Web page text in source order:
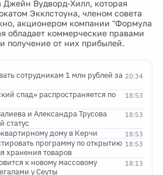
Вудворд-Хилл, которая
Экклстоуна, членом совета
акционером компании "Формула
обладает коммерческие правами
получение от них прибылей.
20:34
сотрудникам 1 млн рублей за
18:53
спад» распространяется по
18:53
и Александра Трусова
статус
18:53
дому в Керчи
18:53
программу по открытию
хранения товаров
18:13
к новому массовому
у Сеуты